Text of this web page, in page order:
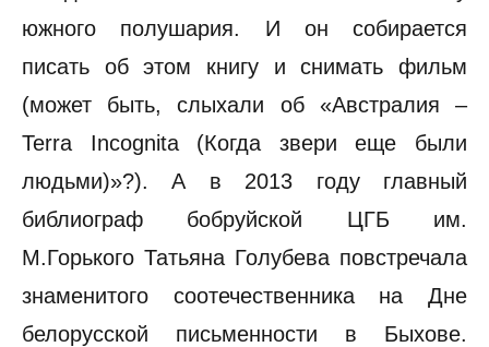
южного полушария. И он собирается
писать об этом книгу и снимать фильм
(может быть, слыхали об «Австралия –
Terra Incognita (Когда звери еще были
людьми)»?). А в 2013 году главный
библиограф бобруйской ЦГБ им.
М.Горького Татьяна Голубева повстречала
знаменитого соотечественника на Дне
белорусской письменности в Быхове.